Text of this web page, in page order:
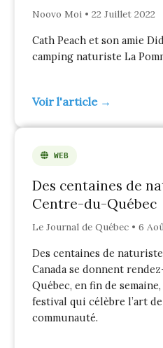
Noovo Moi • 22 Juillet 2022
Cath Peach et son amie
camping naturiste La
Voir l'article →
WEB
Des centaines de
Centre-du-Québec
Le Journal de Québec • 6
Des centaines de
Canada se donnent
Québec, en fin de
festival qui célèbre l’art
communauté.